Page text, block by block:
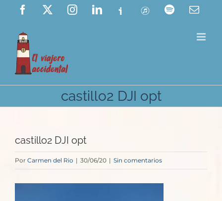
Saltar
contenido
Facebook InstagramLinkedIn
Ivoox ITunes Spotify
castillo2 DJI opt
castillo2 DJI opt
Por Carmen del Rio | 30/06/20 | Sin comentarios